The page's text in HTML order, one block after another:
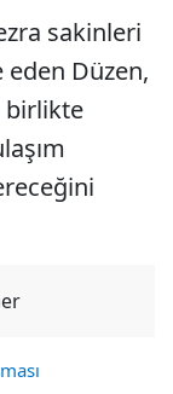
sakinleri
eden Düzen,
birlikte